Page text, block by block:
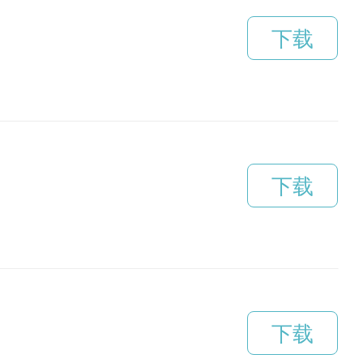
下载
下载
下载